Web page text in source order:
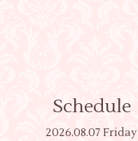
Schedule
2026.08.07 Friday